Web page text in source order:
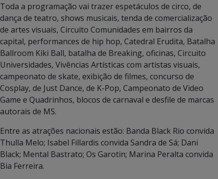
Toda a programação vai trazer espetáculos de circo, de
dança de teatro, shows musicais, tenda de comercialização
de artes visuais, Circuito Comunidades em bairros da
capital, performances de hip hop, Catedral Erudita, Batalha
Ballroom Kiki Ball, batalha de Breaking, oficinas, Circuito
Universidades, Vivências Artísticas com artistas visuais,
campeonato de skate, exibição de filmes, concurso de
Cosplay, de Just Dance, de K-Pop, Campeonato de Video
Game e Quadrinhos, blocos de carnaval e desfile de marcas
autorais de MS.
Entre as atrações nacionais estão: Banda Black Rio convida
Thulla Melo; Isabel Fillardis convida Sandra de Sá; Dani
Black; Mental Bastrato; Os Garotin; Marina Peralta convida
Bia Ferreira.